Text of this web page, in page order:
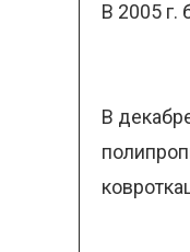
В 2005 г.
В